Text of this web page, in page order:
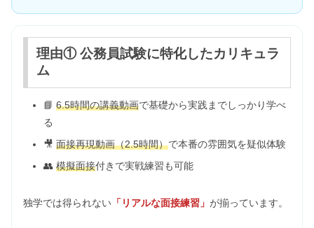
理由① 公務員試験に特化したカリキュラ
ム
📘 6.5時間の講義動画で基礎から実践までしっかり学べ
る
🎥 面接再現動画（2.5時間）で本番の雰囲気を疑似体験
👥 模擬面接付きで実戦練習も可能
独学では得られない 「リアルな面接練習」 が揃っています。